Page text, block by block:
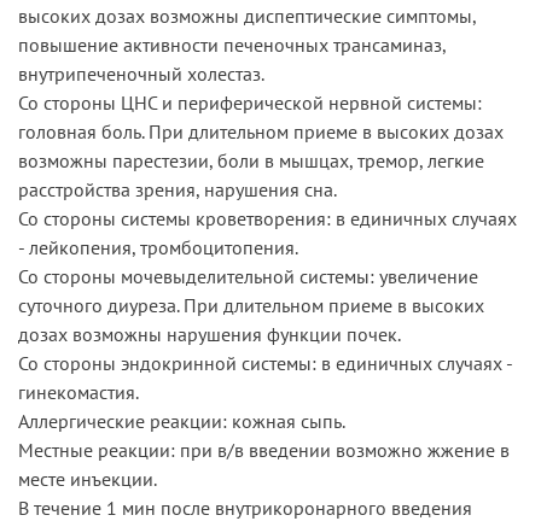
высоких дозах возможны диспептические симптомы,
повышение активности печеночных трансаминаз,
внутрипеченочный холестаз.
Со стороны ЦНС и периферической нервной системы:
головная боль. При длительном приеме в высоких дозах
возможны парестезии, боли в мышцах, тремор, легкие
расстройства зрения, нарушения сна.
Со стороны системы кроветворения: в единичных случаях
- лейкопения, тромбоцитопения.
Со стороны мочевыделительной системы: увеличение
суточного диуреза. При длительном приеме в высоких
дозах возможны нарушения функции почек.
Со стороны эндокринной системы: в единичных случаях -
гинекомастия.
Аллергические реакции: кожная сыпь.
Местные реакции: при в/в введении возможно жжение в
месте инъекции.
В течение 1 мин после внутрикоронарного введения